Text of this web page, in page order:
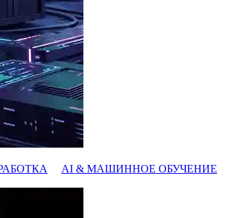
AI & МАШИННОЕ ОБУЧЕНИЕ